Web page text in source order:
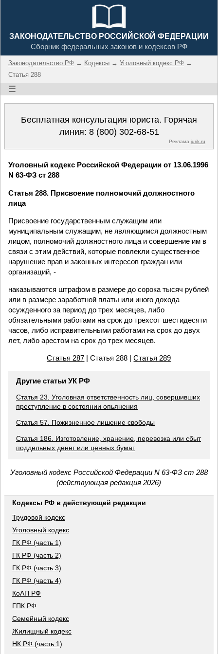
ЗАКОНОДАТЕЛЬСТВО РОССИЙСКОЙ ФЕДЕРАЦИИ
Сборник федеральных законов и кодексов РФ
Законодательство РФ → Кодексы → Уголовный кодекс РФ →
Статья 288
☰
Бесплатная консультация юриста. Горячая
линия: 8 (800) 302-68-51
Реклама jurik.ru
Уголовный кодекс Российской Федерации от 13.06.1996
N 63-ФЗ ст 288
Статья 288. Присвоение полномочий должностного
лица
Присвоение государственным служащим или
муниципальным служащим, не являющимся должностным
лицом, полномочий должностного лица и совершение им в
связи с этим действий, которые повлекли существенное
нарушение прав и законных интересов граждан или
организаций, -
наказываются штрафом в размере до сорока тысяч рублей
или в размере заработной платы или иного дохода
осужденного за период до трех месяцев, либо
обязательными работами на срок до трехсот шестидесяти
часов, либо исправительными работами на срок до двух
лет, либо арестом на срок до трех месяцев.
Статья 287 | Статья 288 |Статья 289
Другие статьи УК РФ
Статья 23. Уголовная ответственность лиц, совершивших
преступление в состоянии опьянения
Статья 57. Пожизненное лишение свободы
Статья 186. Изготовление, хранение, перевозка или сбыт
поддельных денег или ценных бумаг
Уголовный кодекс Российской Федерации N 63-ФЗ ст 288
(действующая редакция 2026)
Кодексы РФ в действующей редакции
Трудовой кодекс
Уголовный кодекс
ГК РФ (часть 1)
ГК РФ (часть 2)
ГК РФ (часть 3)
ГК РФ (часть 4)
КоАП РФ
ГПК РФ
Семейный кодекс
Жилищный кодекс
НК РФ (часть 1)